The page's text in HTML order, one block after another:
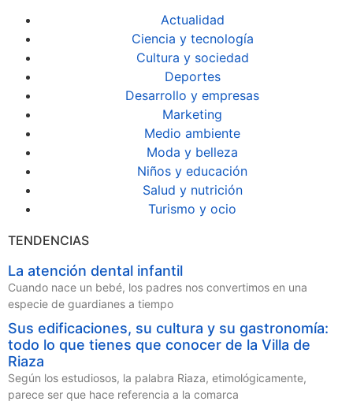
Actualidad
Ciencia y tecnología
Cultura y sociedad
Deportes
Desarrollo y empresas
Marketing
Medio ambiente
Moda y belleza
Niños y educación
Salud y nutrición
Turismo y ocio
TENDENCIAS
La atención dental infantil
Cuando nace un bebé, los padres nos convertimos en una
especie de guardianes a tiempo
Sus edificaciones, su cultura y su gastronomía:
todo lo que tienes que conocer de la Villa de
Riaza
Según los estudiosos, la palabra Riaza, etimológicamente,
parece ser que hace referencia a la comarca